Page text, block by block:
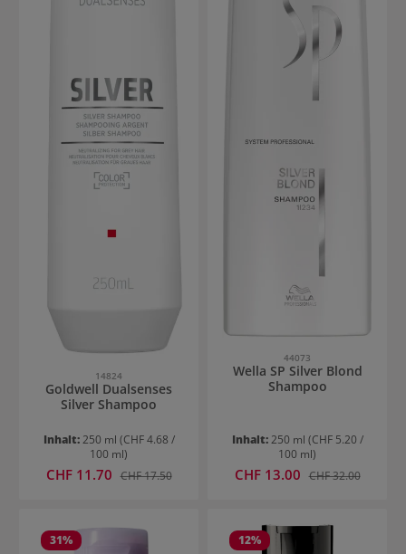
14824
Goldwell Dualsenses
Silver Shampoo
Inhalt:250 ml (CHF 4.68 /
100 ml)
Verkaufspreis:
CHF 11.70 Regulärer Preis:
CHF 17.50
44073
Wella SP Silver Blond
Shampoo
Inhalt:250 ml (CHF 5.20 /
100 ml)
Verkaufspreis:
CHF 13.00 Regulärer Preis:
CHF 32.00
31% 12%